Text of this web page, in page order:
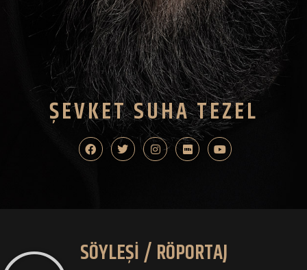
ŞEVKET SUHA TEZEL
SÖYLEŞİ / RÖPORTAJ